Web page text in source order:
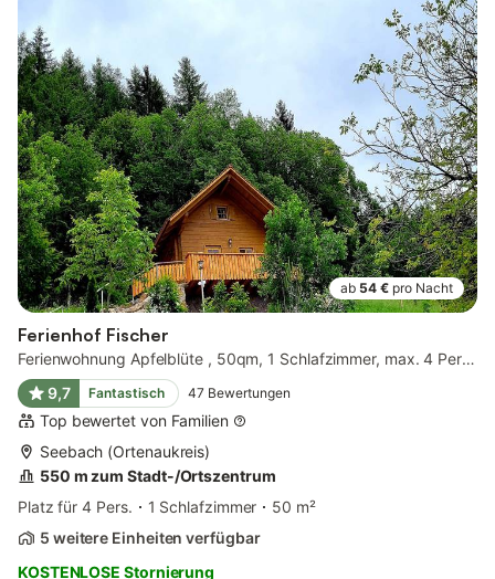
ab 54 € pro Nacht
Ferienhof Fischer
Ferienwohnung Apfelblüte , 50qm, 1 Schlafzimmer, max. 4 Personen
9,7
Fantastisch 47 Bewertungen
Top bewertet von Familien
Seebach (Ortenaukreis)
550 m zum Stadt-/Ortszentrum
Platz für 4 Pers.
1 Schlafzimmer
50 m²
5 weitere Einheiten verfügbar
KOSTENLOSE Stornierung